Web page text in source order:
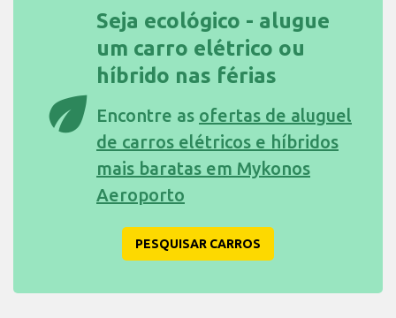
eco
Seja ecológico - alugue
um carro elétrico ou
híbrido nas férias
Encontre as ofertas de aluguel
de carros elétricos e híbridos
mais baratas em Mykonos
Aeroporto
PESQUISAR CARROS